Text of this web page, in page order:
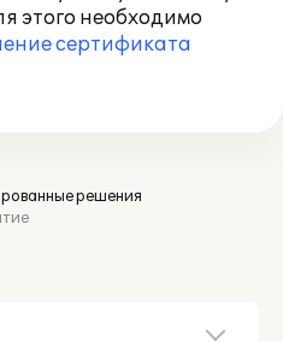
этого необходимо
сертификата
решения